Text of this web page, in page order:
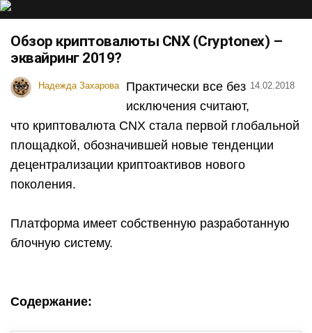
Обзор криптовалюты CNX (Cryptonex) –
эквайринг 2019?
Надежда Захарова 14.02.2018
Практически все без
исключения считают,
что криптовалюта CNX стала первой глобальной
площадкой, обозначившей новые тенденции
децентрализации криптоактивов нового
поколения.
Платформа имеет собственную разработанную
блочную систему.
Содержание: